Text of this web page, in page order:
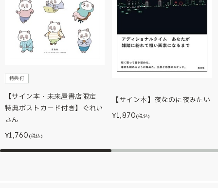
特典付
【サイン本・未来屋書店限定
特典ポストカード付き】ぐれい
さん
¥1,760 (税込)
【サイン本】夜なのに夜みたい
¥1,870(税込)